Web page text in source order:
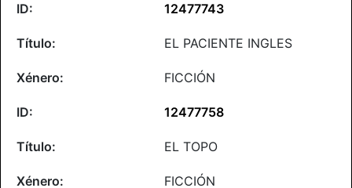
12477743
EL PACIENTE INGLES
FICCIÓN
12477758
EL TOPO
FICCIÓN